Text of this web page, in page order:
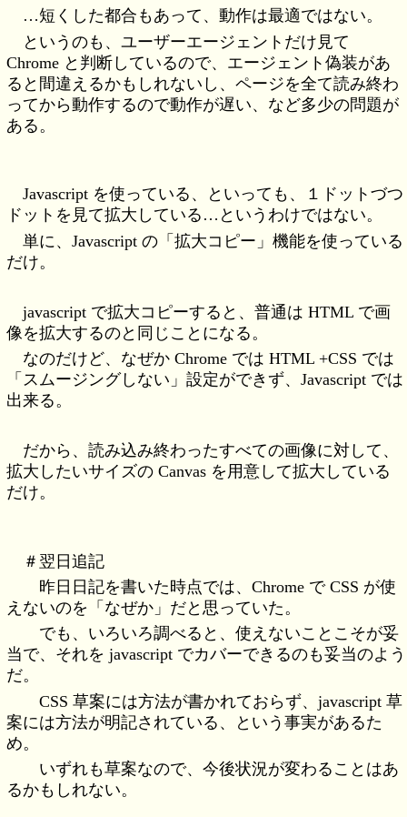
…短くした都合もあって、動作は最適ではない。
というのも、ユーザーエージェントだけ見て
Chrome と判断しているので、エージェント偽装があ
ると間違えるかもしれないし、ページを全て読み終わ
ってから動作するので動作が遅い、など多少の問題が
ある。
Javascript を使っている、といっても、１ドットづつ
ドットを見て拡大している…というわけではない。
単に、Javascript の「拡大コピー」機能を使っている
だけ。
javascript で拡大コピーすると、普通は HTML で画
像を拡大するのと同じことになる。
なのだけど、なぜか Chrome では HTML +CSS では
「スムージングしない」設定ができず、Javascript では
出来る。
だから、読み込み終わったすべての画像に対して、
拡大したいサイズの Canvas を用意して拡大している
だけ。
＃翌日追記
昨日日記を書いた時点では、Chrome で CSS が使
えないのを「なぜか」だと思っていた。
でも、いろいろ調べると、使えないことこそが妥
当で、それを javascript でカバーできるのも妥当のよう
だ。
CSS 草案には方法が書かれておらず、javascript 草
案には方法が明記されている、という事実があるた
め。
いずれも草案なので、今後状況が変わることはあ
るかもしれない。